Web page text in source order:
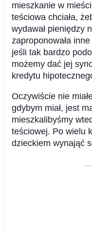
mieszkanie w
teściowa chciała,
wydawał pieniędzy
zaproponowała
jeśli tak bardzo
możemy dać jej
kredytu
Oczywiście nie
gdybym miał, jest
mieszkalibyśmy
teściowej. Po wielu
dzieckiem wynająć